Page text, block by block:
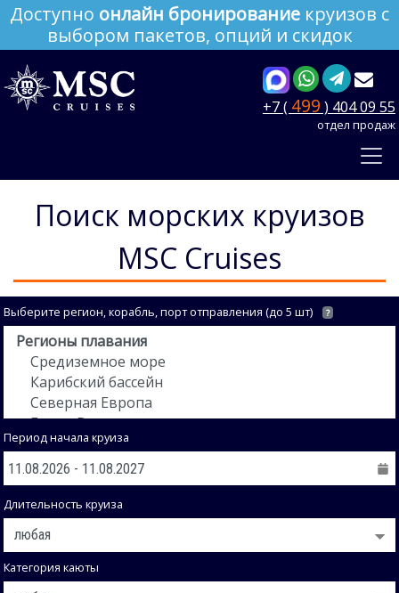
Доступно онлайн бронирование круизов с
выбором пакетов, опций и скидок
+7 ( 499 ) 404 09 55
отдел продаж
Поиск морских круизов
MSC Cruises
Выберите регион, корабль, порт отправления (до 5 шт) ?
Период начала круиза
Длительность круиза
Категория каюты